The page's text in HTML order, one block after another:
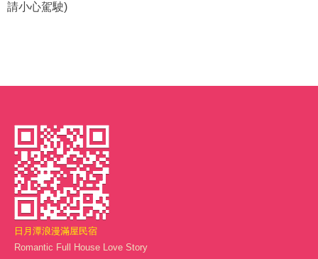
請小心駕駛)
日月潭浪漫滿屋民宿
Romantic Full House Love Story